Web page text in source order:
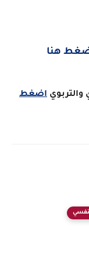
هنا
اضغط